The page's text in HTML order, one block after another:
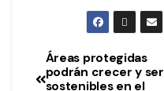
Áreas protegidas
podrán crecer y ser
sostenibles en el